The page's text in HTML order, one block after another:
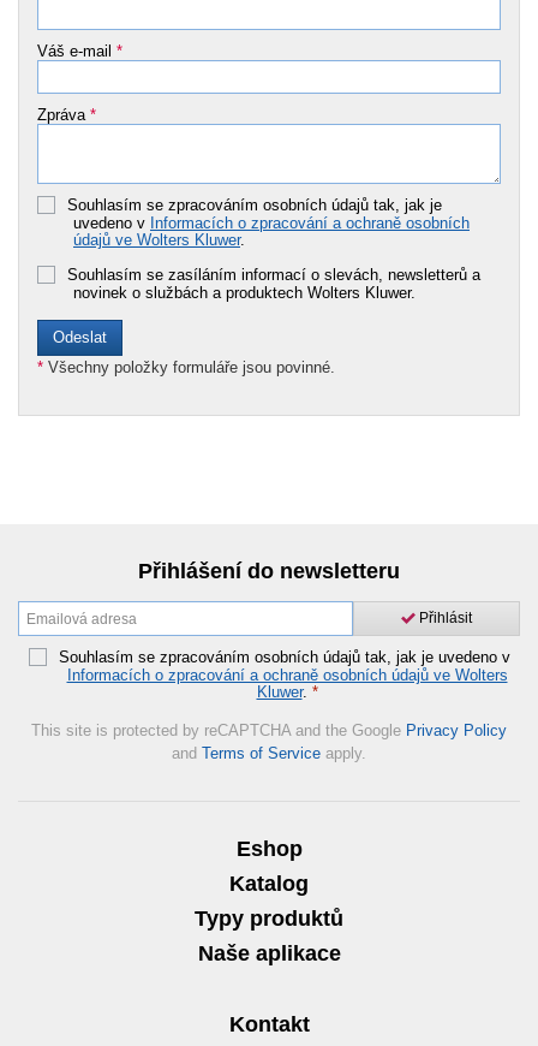
Váš e-mail *
Zpráva *
Souhlasím se zpracováním osobních údajů tak, jak je
uvedeno v Informacích o zpracování a ochraně osobních
údajů ve Wolters Kluwer.
Souhlasím se zasíláním informací o slevách, newsletterů a
novinek o službách a produktech Wolters Kluwer.
* Všechny položky formuláře jsou povinné.
Přihlášení do newsletteru
Přihlásit
Souhlasím se zpracováním osobních údajů tak, jak je uvedeno v
Informacích o zpracování a ochraně osobních údajů ve Wolters
Kluwer. *
This site is protected by reCAPTCHA and the Google Privacy Policy
and Terms of Service apply.
Eshop
Katalog
Typy produktů
Naše aplikace
Kontakt